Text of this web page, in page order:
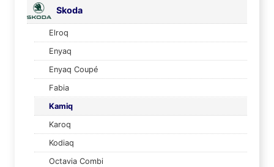
Skoda
Elroq
Enyaq
Enyaq Coupé
Fabia
Kamiq
Karoq
Kodiaq
Octavia Combi